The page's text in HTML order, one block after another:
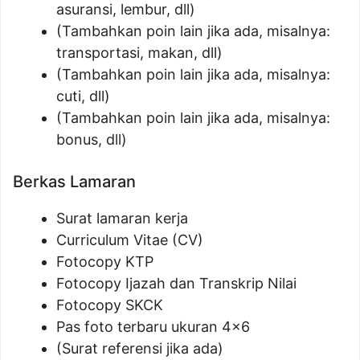
asuransi, lembur, dll)
(Tambahkan poin lain jika ada, misalnya:
transportasi, makan, dll)
(Tambahkan poin lain jika ada, misalnya:
cuti, dll)
(Tambahkan poin lain jika ada, misalnya:
bonus, dll)
Berkas Lamaran
Surat lamaran kerja
Curriculum Vitae (CV)
Fotocopy KTP
Fotocopy Ijazah dan Transkrip Nilai
Fotocopy SKCK
Pas foto terbaru ukuran 4×6
(Surat referensi jika ada)